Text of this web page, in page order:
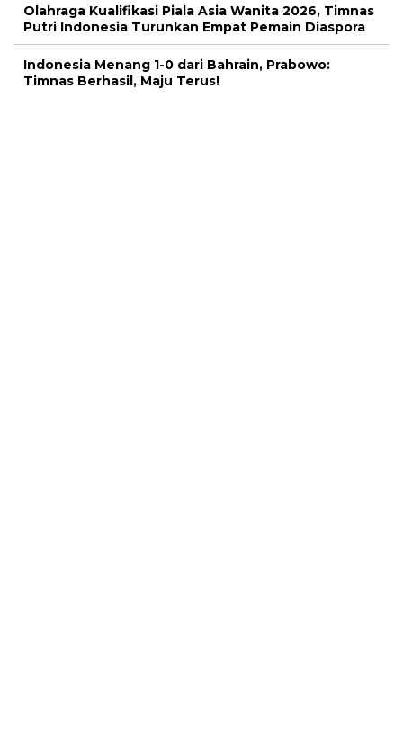
Olahraga Kualifikasi Piala Asia Wanita 2026, Timnas
Putri Indonesia Turunkan Empat Pemain Diaspora
Indonesia Menang 1-0 dari Bahrain, Prabowo:
Timnas Berhasil, Maju Terus!